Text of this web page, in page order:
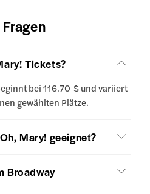
Tickets?
bei 116.70 $ und variiert
gewählten Plätze.
Mary! geeignet?
Broadway